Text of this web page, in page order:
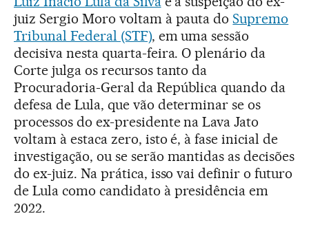
juiz Sergio Moro voltam à pauta doSupremo
Tribunal Federal (STF), em uma sessão
decisiva nesta quarta-feira. O plenário da
Corte julga os recursos tanto da
Procuradoria-Geral da República quando da
defesa de Lula, que vão determinar se os
processos do ex-presidente na Lava Jato
voltam à estaca zero, isto é, à fase inicial de
investigação, ou se serão mantidas as decisões
do ex-juiz. Na prática, isso vai definir o futuro
de Lula como candidato à presidência em
2022.